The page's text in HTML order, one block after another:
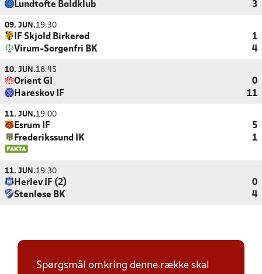
Lundtofte Boldklub
3
09. JUN.19:30
IF Skjold Birkerød
1
Virum-Sorgenfri BK
4
10. JUN.18:45
Orient GI
0
Hareskov IF
11
11. JUN.19:00
Esrum IF
5
Frederikssund IK
1
11. JUN.19:30
Herlev IF (2)
0
Stenløse BK
4
Spørgsmål omkring denne række skal